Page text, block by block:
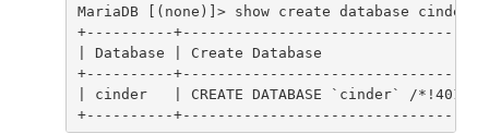
MariaDB [(none)]> show create database cinder;
+----------
| Database | Create Database
+----------
| cinder   | CREATE DATABASE `cinder` /*!40100
+----------